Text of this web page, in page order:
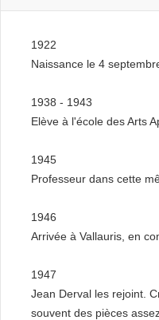
1922
Naissance le 4
1938 - 1943
Elève à l'école des Arts
1945
Professeur dans cette
1946
Arrivée à Vallauris, en
1947
Jean Derval les rejoint.
souvent des pièces